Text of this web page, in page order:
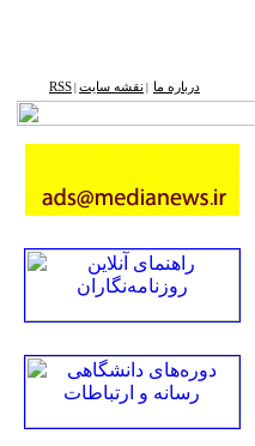
درباره ما نقشه ‌سایت RSS